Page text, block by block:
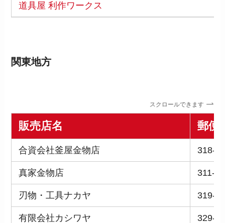
道具屋 利作ワークス
関東地方
スクロールできます
販売店名 郵便
合資会社釜屋金物店 318-
真家金物店 311-
刃物・工具ナカヤ 319-
有限会社カシワヤ 329-